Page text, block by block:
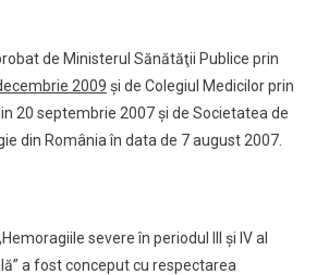
de Ministerul Sănătăţii Publice prin
2009 şi de Colegiul Medicilor prin
20 septembrie 2007 şi de Societatea de
din România în data de 7 august 2007.
severe în periodul III şi IV al
a fost conceput cu respectarea